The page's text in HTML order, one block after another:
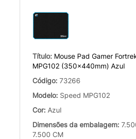
Título: Mouse Pad Gamer
MPG102 (350x440mm) Azul
Código: 73266
Modelo: Speed MPG102
Cor: Azul
Dimensões da embalagem:
7.500 CM